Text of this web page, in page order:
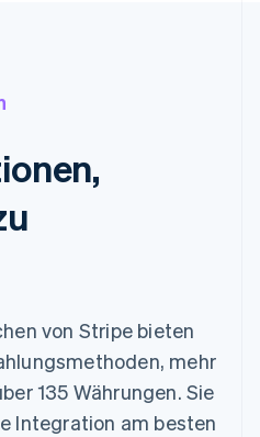
von Stripe bieten
mehr
135 Währungen. Sie
Integration am besten